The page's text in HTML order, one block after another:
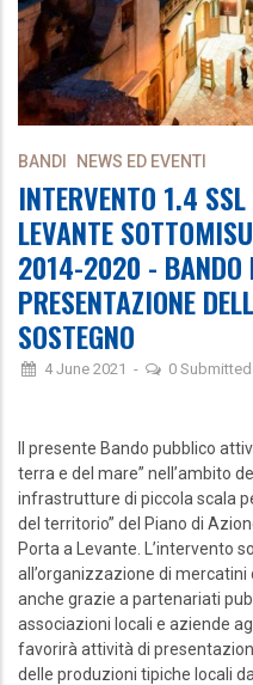
BANDI NEWS ED EVENTI
INTERVENTO 1.4
LEVANTE
2014-2020 - BANDO
PRESENTAZIONE
SOSTEGNO
4 June 2021 - 0
Il presente Bando pubblico
terra e del mare” nell’ambito
infrastrutture di piccola scala
del territorio” del Piano di
Porta a Levante. L’intervento
all’organizzazione di
anche grazie a partenariati
associazioni locali e aziende
favorirà attività di
delle produzioni tipiche locali